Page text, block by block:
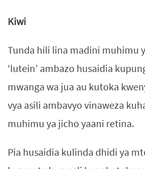
Kiwi
Tunda hili lina madini muhimu
‘lutein’ ambazo husaidia
mwanga wa jua au kutoka
vya asili ambavyo vinaweza
muhimu ya jicho yaani retina.
Pia husaidia kulinda dhidi ya